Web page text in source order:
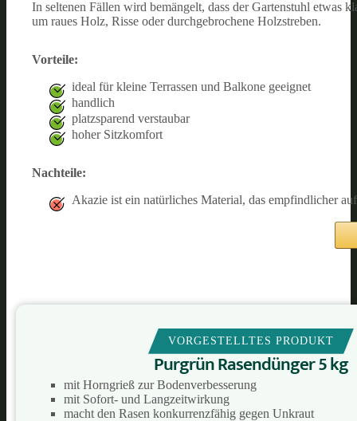
In seltenen Fällen wird bemängelt, dass der Gartenstuhl etwas
um raues Holz, Risse oder durchgebrochene Holzstreben.
Vorteile:
ideal für kleine Terrassen und Balkone geeignet
handlich
platzsparend verstaubar
hoher Sitzkomfort
Nachteile:
Akazie ist ein natürliches Material, das empfindlicher
VORGESTELLTES PRODUKT
Purgrün Rasendünger 5 kg
mit Horngrieß zur Bodenverbesserung
mit Sofort- und Langzeitwirkung
macht den Rasen konkurrenzfähig gegen Unkraut